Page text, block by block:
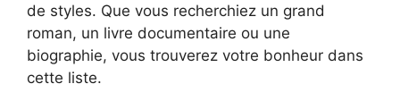
de styles. Que vous recherchiez un grand
roman, un livre documentaire ou une
biographie, vous trouverez votre bonheur dans
cette liste.